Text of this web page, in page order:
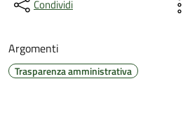
Condividi
Argomenti
Trasparenza amministrativa